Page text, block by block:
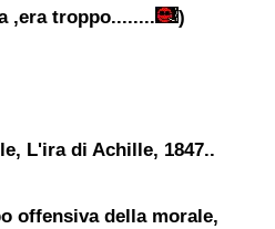
,era troppo........ )
L'ira di Achille, 1847..
offensiva della morale,